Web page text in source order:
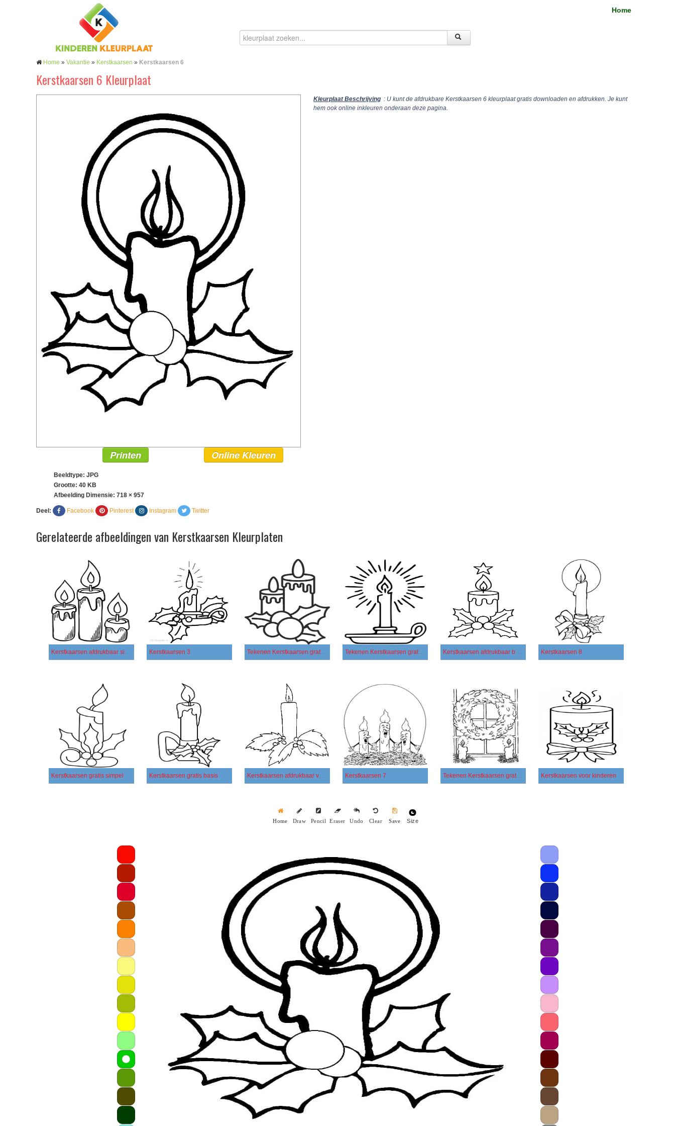
Home
Home » Vakantie » Kerstkaarsen » Kerstkaarsen 6
Kerstkaarsen 6 Kleurplaat
Kleurplaat Beschrijving : U kunt de afdrukbare Kerstkaarsen 6 kleurplaat gratis downloaden en afdrukken. Je kunt
hem ook online inkleuren onderaan deze pagina.
Printen Online Kleuren
Beeldtype: JPG
Grootte: 40 KB
Afbeelding Dimensie: 718 × 957
Deel: Facebook Pinterest Instagram Twitter
Gerelateerde afbeeldingen van Kerstkaarsen Kleurplaten
Kerstkaarsen afdrukbaar simpel Kerstkaarsen 3 Tekenen Kerstkaarsen gratis afdrukbaar Tekenen Kerstkaarsen gratis eenvoudig Kerstkaarsen afdrukbaar basis Kerstkaarsen 8
Kerstkaarsen gratis simpel Kerstkaarsen gratis basis Kerstkaarsen afdrukbaar voor kinderen Kerstkaarsen 7 Tekenen Kerstkaarsen gratis afdrukbaar eenvoudig Kerstkaarsen voor kinderen
Home Draw Pencil Eraser Undo Clear Save Size